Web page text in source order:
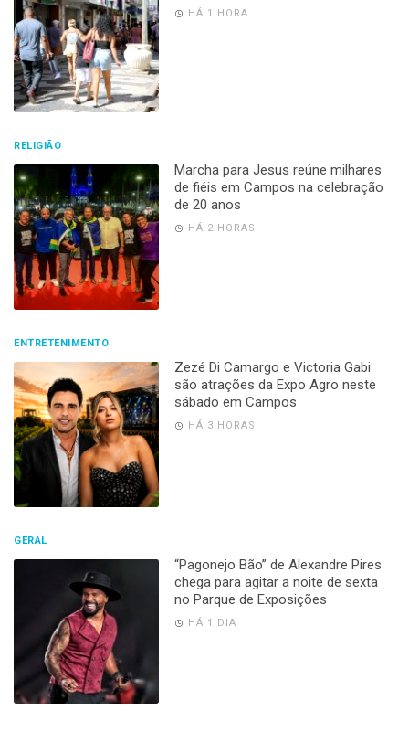
HÁ 1 HORA
RELIGIÃO
Marcha para Jesus reúne milhares
de fiéis em Campos na celebração
de 20 anos
HÁ 2 HORAS
ENTRETENIMENTO
Zezé Di Camargo e Victoria Gabi
são atrações da Expo Agro neste
sábado em Campos
HÁ 3 HORAS
GERAL
“Pagonejo Bão” de Alexandre Pires
chega para agitar a noite de sexta
no Parque de Exposições
HÁ 1 DIA